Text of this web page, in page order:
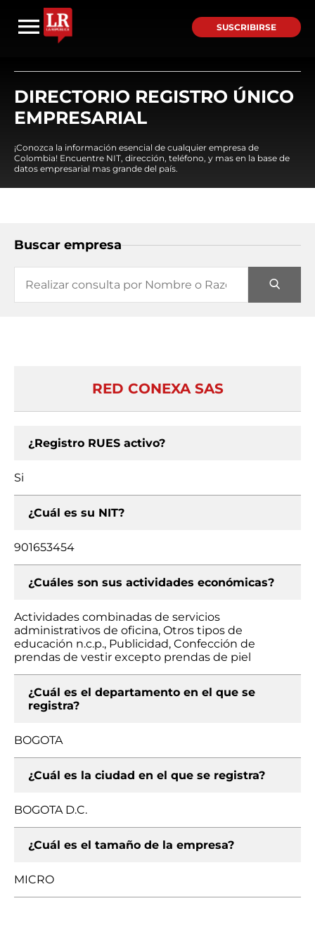
SUSCRIBIRSE
DIRECTORIO REGISTRO ÚNICO
EMPRESARIAL
¡Conozca la información esencial de cualquier empresa de
Colombia! Encuentre NIT, dirección, teléfono, y mas en la base de
datos empresarial mas grande del país.
Buscar empresa
RED CONEXA SAS
¿Registro RUES activo?
Si
¿Cuál es su NIT?
901653454
¿Cuáles son sus actividades económicas?
Actividades combinadas de servicios
administrativos de oficina, Otros tipos de
educación n.c.p., Publicidad, Confección de
prendas de vestir excepto prendas de piel
¿Cuál es el departamento en el que se
registra?
BOGOTA
¿Cuál es la ciudad en el que se registra?
BOGOTA D.C.
¿Cuál es el tamaño de la empresa?
MICRO